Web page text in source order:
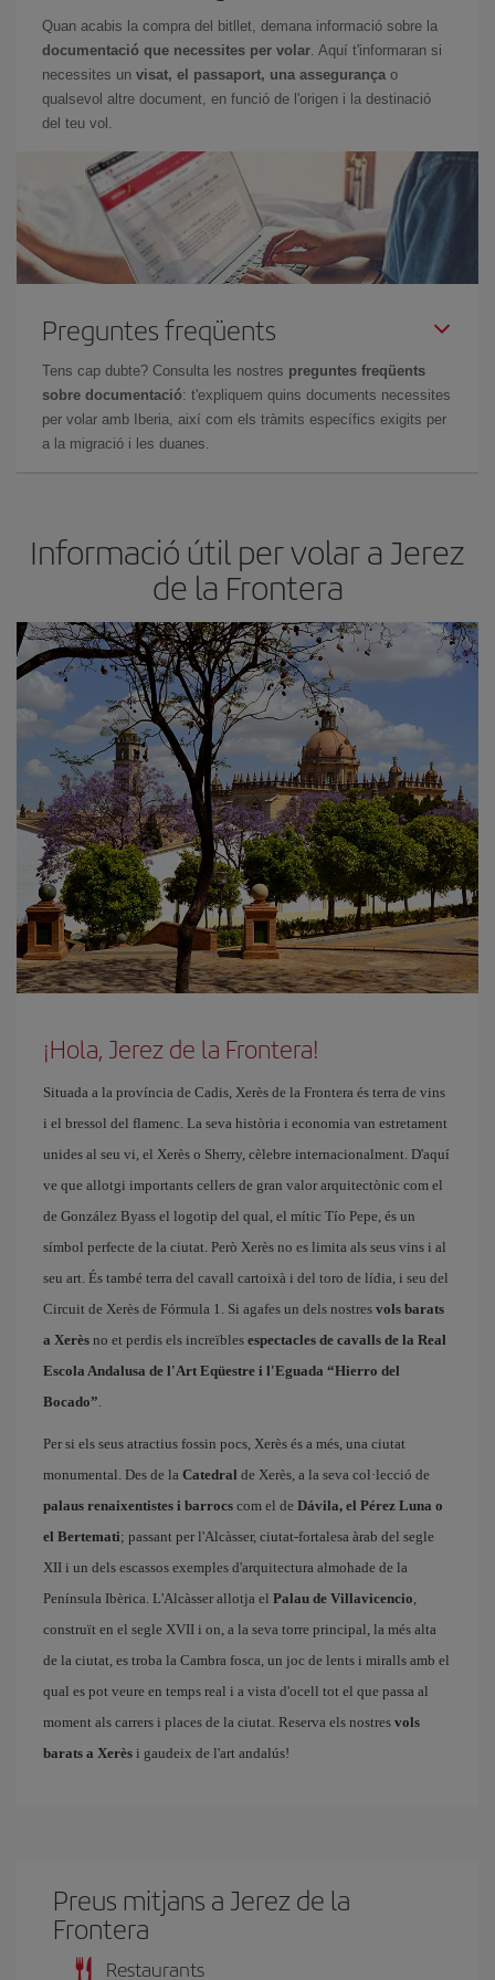
Quan acabis la compra del bitllet, demana informació sobre la
documentació que necessites per volar. Aquí t'informaran si
necessites un visat, el passaport, una assegurança o
qualsevol altre document, en funció de l'origen i la destinació
del teu vol.
Preguntes freqüents
Tens cap dubte? Consulta les nostres preguntes freqüents
sobre documentació: t'expliquem quins documents necessites
per volar amb Iberia, així com els tràmits específics exigits per
a la migració i les duanes.
Informació útil per volar a Jerez
de la Frontera
¡Hola, Jerez de la Frontera!
Situada a la província de Cadis, Xerès de la Frontera és terra de vins
i el bressol del flamenc. La seva història i economia van estretament
unides al seu vi, el Xerès o Sherry, cèlebre internacionalment. D'aquí
ve que allotgi importants cellers de gran valor arquitectònic com el
de González Byass el logotip del qual, el mític Tío Pepe, és un
símbol perfecte de la ciutat. Però Xerès no es limita als seus vins i al
seu art. És també terra del cavall cartoixà i del toro de lídia, i seu del
Circuit de Xerès de Fórmula 1. Si agafes un dels nostres vols barats
a Xerès no et perdis els increïbles espectacles de cavalls de la Real
Escola Andalusa de l'Art Eqüestre i l'Eguada “Hierro del
Bocado”.
Per si els seus atractius fossin pocs, Xerès és a més, una ciutat
monumental. Des de la Catedral de Xerès, a la seva col·lecció de
palaus renaixentistes i barrocs com el de Dávila, el Pérez Luna o
el Bertemati; passant per l'Alcàsser, ciutat-fortalesa àrab del segle
XII i un dels escassos exemples d'arquitectura almohade de la
Península Ibèrica. L'Alcàsser allotja el Palau de Villavicencio,
construït en el segle XVII i on, a la seva torre principal, la més alta
de la ciutat, es troba la Cambra fosca, un joc de lents i miralls amb el
qual es pot veure en temps real i a vista d'ocell tot el que passa al
moment als carrers i places de la ciutat. Reserva els nostres vols
barats a Xerès i gaudeix de l'art andalús!
Preus mitjans a Jerez de la
Frontera
Restaurants